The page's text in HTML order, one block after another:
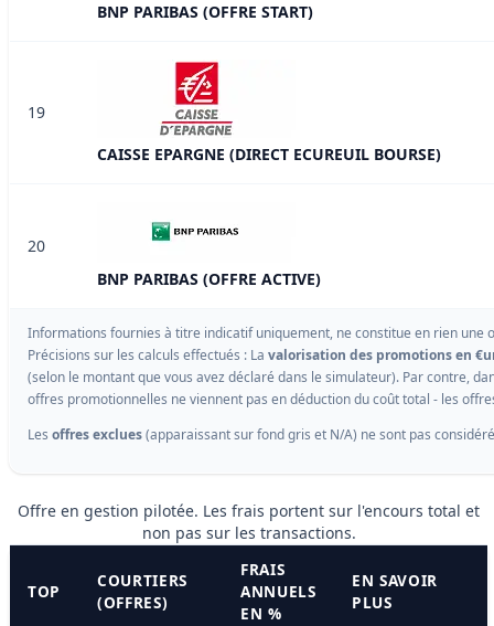
BNP PARIBAS (OFFRE START)
19
CAISSE EPARGNE (DIRECT ECUREUIL BOURSE)
20
BNP PARIBAS (OFFRE ACTIVE)
Informations fournies à titre indicatif uniquement, ne constitue en rien une
Précisions sur les calculs effectués : La valorisation des promotions en
(selon le montant que vous avez déclaré dans le simulateur). Par contre,
offres promotionnelles ne viennent pas en déduction du coût total - les
Les offres exclues(apparaissant sur fond gris et N/A) ne sont pas
Offre en gestion pilotée. Les frais portent sur l'encours total et
non pas sur les transactions.
TOP
COURTIERS
(OFFRES)
FRAIS
ANNUELS
EN %
EN SAVOIR
PLUS